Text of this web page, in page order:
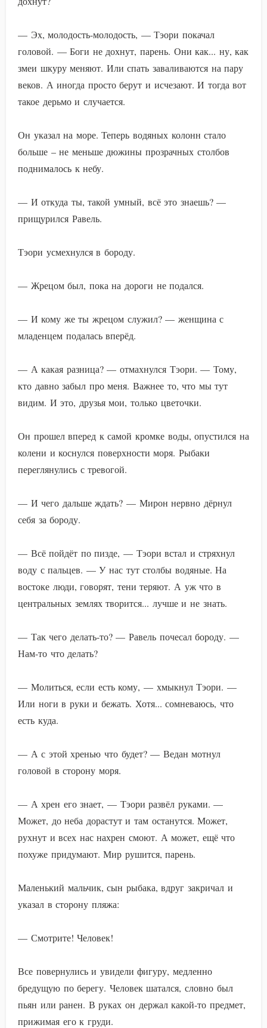
— Эх, молодость-молодость, — Тэори покачал
головой. — Боги не дохнут, парень. Они как... ну, как
змеи шкуру меняют. Или спать заваливаются на пару
веков. А иногда просто берут и исчезают. И тогда вот
такое дерьмо и случается.
Он указал на море. Теперь водяных колонн стало
больше – не меньше дюжины прозрачных столбов
поднималось к небу.
— И откуда ты, такой умный, всё это знаешь? —
прищурился Равель.
Тэори усмехнулся в бороду.
— Жрецом был, пока на дороги не подался.
— И кому же ты жрецом служил? — женщина с
младенцем подалась вперёд.
— А какая разница? — отмахнулся Тэори. — Тому,
кто давно забыл про меня. Важнее то, что мы тут
видим. И это, друзья мои, только цветочки.
Он прошел вперед к самой кромке воды, опустился на
колени и коснулся поверхности моря. Рыбаки
переглянулись с тревогой.
— И чего дальше ждать? — Мирон нервно дёрнул
себя за бороду.
— Всё пойдёт по пизде, — Тэори встал и стряхнул
воду с пальцев. — У нас тут столбы водяные. На
востоке люди, говорят, тени теряют. А уж что в
центральных землях творится... лучше и не знать.
— Так чего делать-то? — Равель почесал бороду. —
Нам-то что делать?
— Молиться, если есть кому, — хмыкнул Тэори. —
Или ноги в руки и бежать. Хотя... сомневаюсь, что
есть куда.
— А с этой хренью что будет? — Ведан мотнул
головой в сторону моря.
— А хрен его знает, — Тэори развёл руками. —
Может, до неба дорастут и там останутся. Может,
рухнут и всех нас нахрен смоют. А может, ещё что
похуже придумают. Мир рушится, парень.
Маленький мальчик, сын рыбака, вдруг закричал и
указал в сторону пляжа:
— Смотрите! Человек!
Все повернулись и увидели фигуру, медленно
бредущую по берегу. Человек шатался, словно был
пьян или ранен. В руках он держал какой-то предмет,
прижимая его к груди.